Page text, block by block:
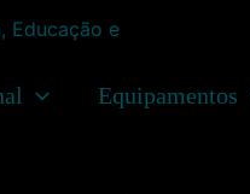
Equipamentos